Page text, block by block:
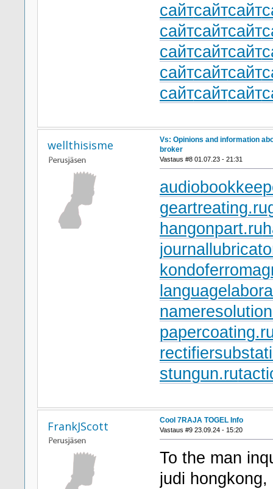
сайтсайтсайт
сайтсайтсайт
сайтсайтсайт
сайтсайтсайт
сайтсайтсайт
wellthisisme
Vs: Opinions and information
broker
Vastaus #8 01.07.23 - 21:31
geartreating.ru
hangonpart.ru
stungun.ru
FrankJScott Cool 7RAJA TOGEL Info
Vastaus #9 23.09.24 - 15:20
To the man
judi